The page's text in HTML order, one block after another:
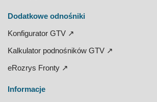
Dodatkowe odnośniki
Konfigurator GTV ↗
Kalkulator podnośników GTV ↗
eRozrys Fronty ↗
Informacje